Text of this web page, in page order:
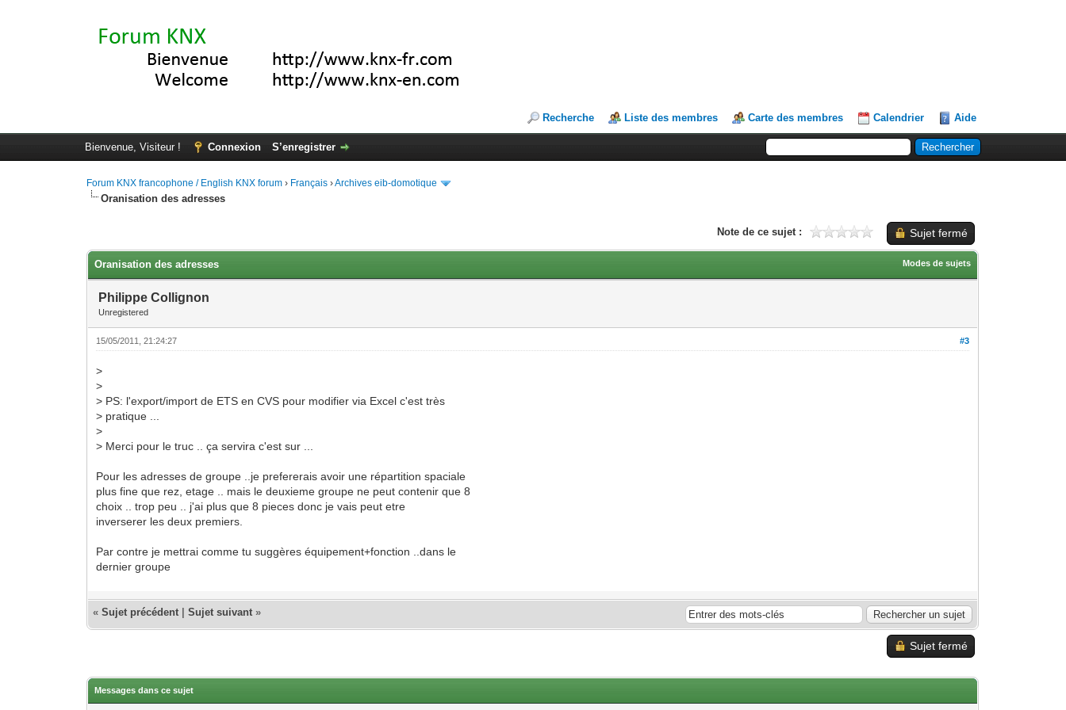
Recherche Liste des membres Carte des membres Calendrier Aide
Bienvenue, Visiteur ! Connexion S’enregistrer
Forum KNX francophone / English KNX forum › Français ›Archives eib-domotique
Oranisation des adresses
Sujet fermé
Note de ce sujet :
Modes de sujets
Oranisation des adresses
Philippe Collignon
Unregistered
#3
15/05/2011, 21:24:27
>
>
> PS: l'export/import de ETS en CVS pour modifier via Excel c'est très
> pratique ...
>
> Merci pour le truc .. ça servira c'est sur ...
Pour les adresses de groupe ..je prefererais avoir une répartition spaciale
plus fine que rez, etage .. mais le deuxieme groupe ne peut contenir que 8
choix .. trop peu .. j'ai plus que 8 pieces donc je vais peut etre
inverserer les deux premiers.
Par contre je mettrai comme tu suggères équipement+fonction ..dans le
dernier groupe
«Sujet précédent |Sujet suivant »
Sujet fermé
Messages dans ce sujet